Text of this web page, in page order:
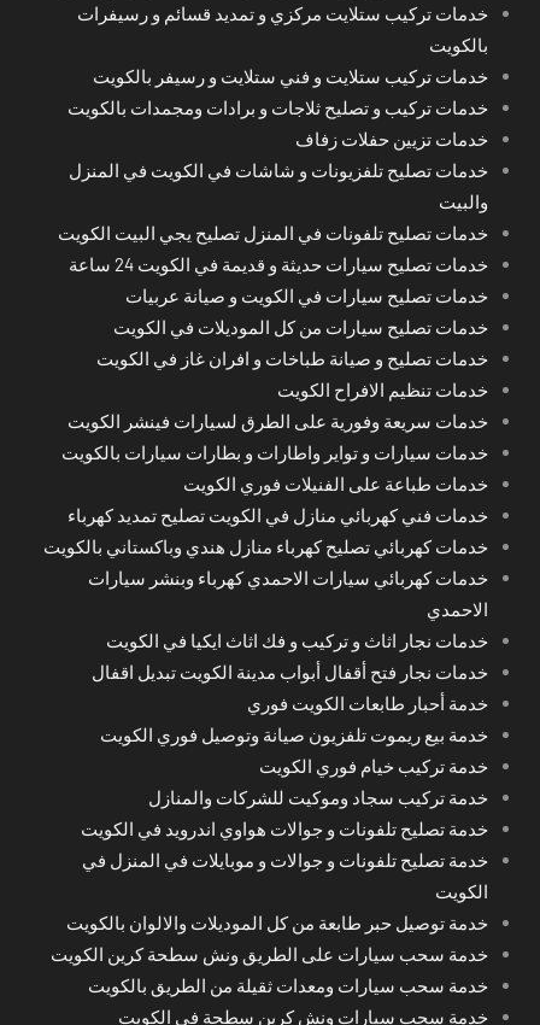
خدمات تركيب ستلايت مركزي و تمديد قسائم و رسيفرات
بالكويت
خدمات تركيب ستلايت و فني ستلايت و رسيفر بالكويت
خدمات تركيب و تصليح ثلاجات و برادات ومجمدات بالكويت
خدمات تزيين حفلات زفاف
خدمات تصليح تلفزيونات و شاشات في الكويت في المنزل
والبيت
خدمات تصليح تلفونات في المنزل تصليح يجي البيت الكويت
خدمات تصليح سيارات حديثة و قديمة في الكويت 24 ساعة
خدمات تصليح سيارات في الكويت و صيانة عربيات
خدمات تصليح سيارات من كل الموديلات في الكويت
خدمات تصليح و صيانة طباخات و افران غاز في الكويت
خدمات تنظيم الافراح الكويت
خدمات سريعة وفورية على الطرق لسيارات فينشر الكويت
خدمات سيارات و تواير واطارات و بطارات سيارات بالكويت
خدمات طباعة على الفنيلات فوري الكويت
خدمات فني كهربائي منازل في الكويت تصليح تمديد كهرباء
خدمات كهربائي تصليح كهرباء منازل هندي وباكستاني بالكويت
خدمات كهربائي سيارات الاحمدي كهرباء وبنشر سيارات
الاحمدي
خدمات نجار اثاث و تركيب و فك اثاث ايكيا في الكويت
خدمات نجار فتح أقفال أبواب مدينة الكويت تبديل اقفال
خدمة أحبار طابعات الكويت فوري
خدمة بيع ريموت تلفزيون صيانة وتوصيل فوري الكويت
خدمة تركيب خيام فوري الكويت
خدمة تركيب سجاد وموكيت للشركات والمنازل
خدمة تصليح تلفونات و جوالات هواوي اندرويد في الكويت
خدمة تصليح تلفونات و جوالات و موبايلات في المنزل في
الكويت
خدمة توصيل حبر طابعة من كل الموديلات والالوان بالكويت
خدمة سحب سيارات على الطريق ونش سطحة كرين الكويت
خدمة سحب سيارات ومعدات ثقيلة من الطريق بالكويت
خدمة سحب سيارات ونش كرين سطحة في الكويت